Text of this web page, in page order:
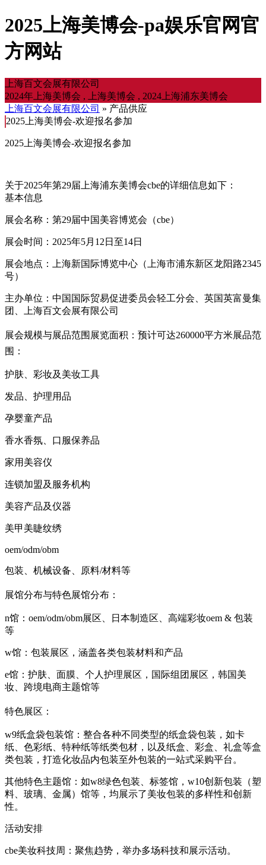
2025上海美博会-pa娱乐官网官
方网站
上海百文会展有限公司
2024年上海美博会 , 上海美博会 , 2024上海浦东美博会
上海百文会展有限公司 » 产品供应
2025上海美博会-欢迎报名参加
2025上海美博会-欢迎报名参加
关于2025年第29届上海浦东美博会cbe的详细信息如下：
基本信息
展会名称：第29届中国美容博览会（cbe）
展会时间：2025年5月12日至14日
展会地点：上海新国际博览中心（上海市浦东新区龙阳路2345
号）
主办单位：中国国际贸易促进委员会轻工分会、英国英富曼集
团、上海百文会展有限公司
展会规模与展品范围 展览面积：预计可达260000平方米展品范
围：
护肤、彩妆及美妆工具
发品、护理用品
孕婴童产品
香水香氛、口服保养品
家用美容仪
连锁加盟及服务机构
美容产品及仪器
美甲美睫纹绣
oem/odm/obm
包装、机械设备、原料/材料等
展馆分布与特色展馆分布：
n馆：oem/odm/obm展区、日本制造区、高端彩妆oem & 包装
等
w馆：包装展区，涵盖各类包装材料和产品
e馆：护肤、面膜、个人护理展区，国际组团展区，韩国美
妆、跨境电商主题馆等
特色展区：
w9纸盒袋包装馆：整合各种不同类型的纸盒袋包装，如卡
纸、色彩纸、特种纸等纸类包材，以及纸盒、彩盒、礼盒等盒
类包装，打造化妆品内包装至外包装的一站式采购平台。
其他特色主题馆：如w8绿色包装、标签馆，w10创新包装（塑
料、玻璃、金属）馆等，均展示了美妆包装的多样性和创新
性。
活动安排
cbe美妆科技周：聚焦趋势，举办多场科技和展示活动。